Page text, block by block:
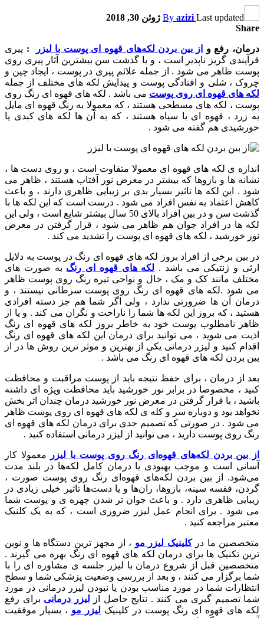
By azizi Last updated
ژوئن 30, 2018
Share
درمان، رفع و از بین بردن لکه‌های قهوه ای پوست با لیزر : پیری
فرآیندی گریز ناپذیر است ، و با گذشت سن بیشترین آثار پیری روی
پوست ظاهر می شود . از جمله علائم پیری در پوست ، ایجاد چین و
چروک ، شلی و افتادگی پوست و پیدایش لکه های مختلف از جمله
لکه های قهوه ای روی پوست می باشد . لکه های قهوه ای رنگ روی
پوست ، لکه های مسطحی هستند ، که معمولا به رنگ قهوه ای مایل
به زرد ، قهوه ای یا سیاه هستند ، که به آن ها لکه های کبدی یا
خورشیدی هم گفته می شود .
اندازه ی لکه های قهوه ای معمولا متفاوت است ، و روی دست ها ،
نشانه ها و بازوها که بیشتر در معرض نور آفتاب هستند ، ظاهر می
شود . این لکه ها تاثیر بسیار بدی بر زیبایی ظاهری دارند ، و باعث
کاهش اعتماد به نفس افراد می شود . درست است که این لکه ها با
گذشت سن و در بین افراد بالای 50 سال بیشتر شایع است ، ولی این
لکه ها در افراد جوان هم ظاهر می شود ، قرار گرفتن در معرض
نور خورشید ، لکه های قهوه ای پوست را تشدید می کند .
در بین برخی از افراد بروز لکه های قهوه ای رنگ در پوست به دلایل
ارثی و ژنتیکی می باشد . لکه های قهوه ای رنگ به صورت های
مختلف مانند کک و مک ، خال و نواحی تیره رنگ روی پوست ظاهر
می شود .لکه های قهوه ای رنگ روی پوست سرطانی نیستند ، و
درمان آن ها ضرورتی ندارد ، ولی اگر شما هم جز دسته افرادی
هستید ، که بروز این لکه ها شما را ناراحت و نگران می کند . و یا از
ظاهر نامطلوب پوست خود به خاطر بروز لکه های قهوه ای رنگ
اذیت می شوید ، می توانید برای درمان این لکه های قهوه ای رنگ
اقدام کنید و لیزر درمانی یکی از بهترین و موثر ترین روش ها در از
بین بردن لکه های قهوه ای رنگ می باشد .
بعد از درمان ، برای حفظ نتیجه باید از پوست مراقبت و محافظت
کنید ، مخصوصا در برابر نور خورشید باید محافظت ویژه ای داشته
باشید ، با قرار گرفتن در معرض نور خورشید درمان چندان اثر بخش
نخواهد بود و دوباره سر و کله ی لکه های قهوه ای روی پوست ظاهر
می شود . در صورتی که تصمیم جدی برای درمان لکه های قهوه ای
رنگ روی پوست دارید ، می توانید از لیزر درمانی استفاده کنید .
از بین بردن لکه‌های قهوه‌ای رنگ روی پوست با لیزر
معمولا کار
آسانی است و موجب بهبودی یا درمان کامل لکه‌ها در بلند مدت
می‌شود. از بین بردن لکه‌های قهوه‌ای رنگ روی پوست صورت ،
گردن، قفسه سینه، بازوها، ران‌ها و یا دست‌ها تاثیر خیلی زیادی در
زیبایی ظاهری دارد . و باعث جوان تر شدن چهره ی و پوست شما
می شود . برای انجام عمل لیزر ضروری است ، که به یک کلنیک
معتبر مراجعه کنید .
متخصصین ما درکلینیک لیزر مو ، از مجهز ترین دستگاه ها و نوین
ترین تکنیک ها برای درمان لکه های قهوه ای رنگ بهره می گیرند .
متخصصین قبل از شروع درمان با لیزر جلسه ی مشاوره ای را با
شما برگزار می کنند ، و بعد از بررسی وضعیت پزشکی شما و سطح
انتظارات شما در مورد مناسب بودن یا نبودن لیزر درمانی در مورد
شما تصمیم گیری می کنند . نتایج حاصل از لیزر درمانی برای رفع
لکه های قهوه ای رنگ پوست در کلینیک لیزر مو ، بسیار موفقیت